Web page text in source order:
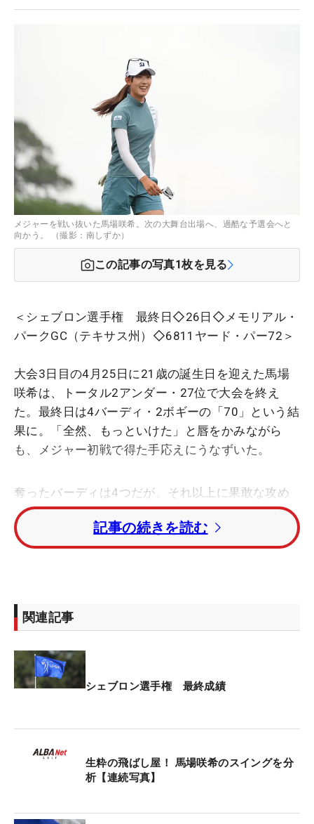
メジャーを戦い抜いた馬場咲希。次の大舞台出場へ、過酷な予選会へと
向かう。 （撮影：南しずか）
この記事の写真1枚を見る
＜シェブロン選手権 最終日◇26日◇メモリアル・
パークGC（テキサス州）◇6811ヤード・パー72＞
大会3日目の4月25日に21歳の誕生日を迎えた馬場
咲希は、トータル2アンダー・27位で大会を終え
た。最終日は4バーディ・2ボギーの「70」という結
果に。「全然、もっといけた」と唇をかみながら
も、メジャー初戦で得た手応えにうなずいた。
奪ったバーディは4つだが、それ以上に果敢な攻め
が光った一日だった。2番パー3では右奥の激ピンに
つっこんだ。「（練習日から何度も）回っていると
攻め方が分かってくる。冷静にマネジメントできた
アンダーパーに、わずかに笑みを浮かべる。
ーを2つ喫している17番では、この日もスコアを落
とした。フェアウェイの好位置にしっかり運び、ア
「ピンが奥だからそこまで突っ込まなくていいやと
ていなくて、もう一番手、落としてもよかった。で
記事の続きを読む
関連記事
シェブロン選手権 最終成績
生粋の飛ばし屋！ 馬場咲希のスイングを分
析【連続写真】